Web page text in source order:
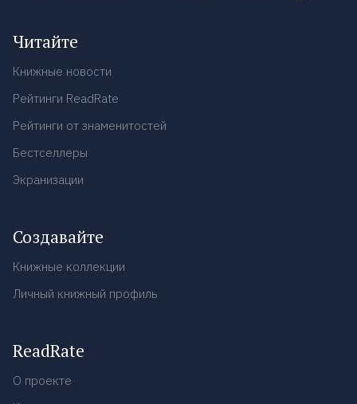
Читайте
Книжные новости
Рейтинги ReadRate
Рейтинги от знаменитостей
Бестселлеры
Экранизации
Создавайте
Книжные коллекции
Личный книжный профиль
ReadRate
О проекте